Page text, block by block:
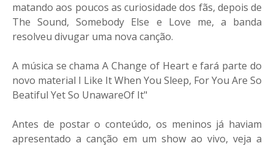
matando aos poucos as curiosidade dos fãs, depois de
The Sound, Somebody Else e Love me, a banda
resolveu divugar uma nova canção.
A música se chama A Change of Heart e fará parte do
novo material I Like It When You Sleep, For You Are So
Beatiful Yet So UnawareOf It"
Antes de postar o conteúdo, os meninos já haviam
apresentado a canção em um show ao vivo, veja a